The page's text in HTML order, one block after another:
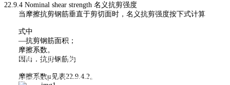
22.9.4 Nominal shear strength 名义抗剪强度
当 摩擦抗剪钢筋垂直于剪切面时，名义抗剪强度按下式计算
式中
—抗剪钢筋面积；
摩擦系数。
因而， 抗剪钢筋为
摩擦系数μ见表22.9.4.2 。
现在更好地了解我们
通过社交网络分享我们的项目